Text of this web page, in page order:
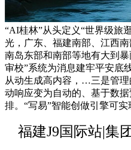
“AI桂林”从头定义“世界级旅
光，广东、福建南部、江西
南岛东部和南部等地有大到
审校”系统为消息建牢平安底
从动生成高内容，…三是管理
动响应变为自动的、基于数
排。“写易”智能创做引擎可实
福建J9国际站|集